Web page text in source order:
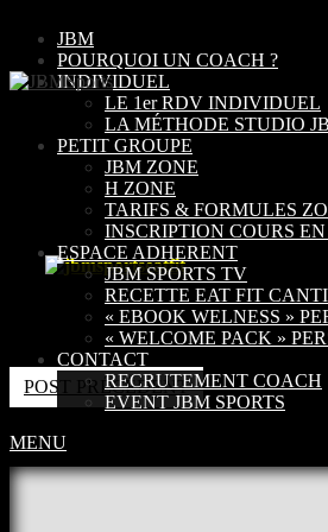
JBM
POURQUOI UN COACH ?
INDIVIDUEL
LE 1er RDV INDIVIDUEL
LA MÉTHODE STUDIO
PETIT GROUPE
JBM ZONE
H ZONE
TARIFS & FORMULES
INSCRIPTION COURS
ESPACE ADHERENT
JBM SPORTS TV
RECETTE EAT FIT
« EBOOK WELNESS »
« WELCOME PACK »
CONTACT
RECRUTEMENT COACH
EVENT JBM SPORTS
MENU
POST PRÉCÉDENT
Les commentaires sont fermés